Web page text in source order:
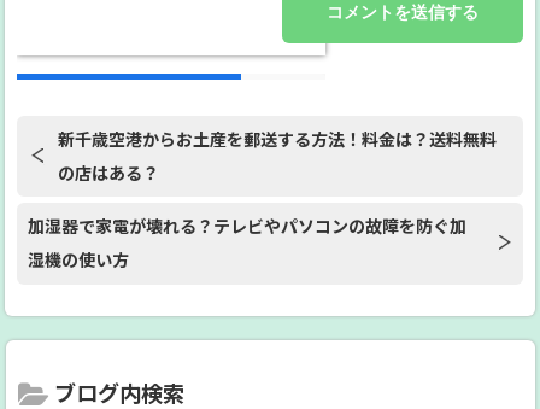
新千歳空港からお土産を郵送する方法！料金は？送料無料
の店はある？
加湿器で家電が壊れる？テレビやパソコンの故障を防ぐ加
湿機の使い方
ブログ内検索